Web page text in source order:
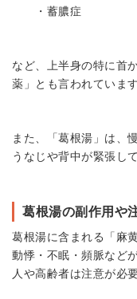
・蓄膿症
など、上半身の特に首
薬」とも言われています
また、「葛根湯」は、
うなじや背中が緊張し
葛根湯の副作用や
葛根湯に含まれる「麻
動悸・不眠・頻脈など
人や高齢者は注意が必要